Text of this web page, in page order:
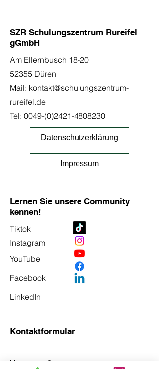
SZR Schulungszentrum Rureifel
gGmbH
Am Ellernbusch 18-20
52355 Düren
Mail: kontakt@schulungszentrum-
rureifel.de
Tel: 0049-(0)2421-4808230
Datenschutzerklärung
Impressum
Lernen Sie unsere Community
kennen!
Tiktok
Instagram
YouTube
Facebook
LinkedIn
Kontaktformular
Vorname *